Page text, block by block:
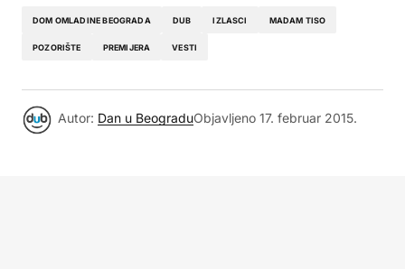
DOM OMLADINE BEOGRADA DUB IZLASCI MADAM TISO
POZORIŠTE PREMIJERA VESTI
Autor: Dan u BeograduObjavljeno 17. februar 2015.